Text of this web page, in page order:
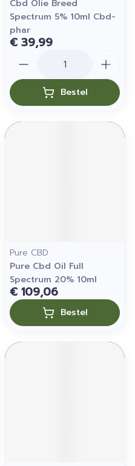
Cbd Olie Breed
Spectrum 5% 10ml Cbd-
phar
€ 39,99
Bestel
Pure CBD
Pure Cbd Oil Full
Spectrum 20% 10ml
€ 109,06
Bestel